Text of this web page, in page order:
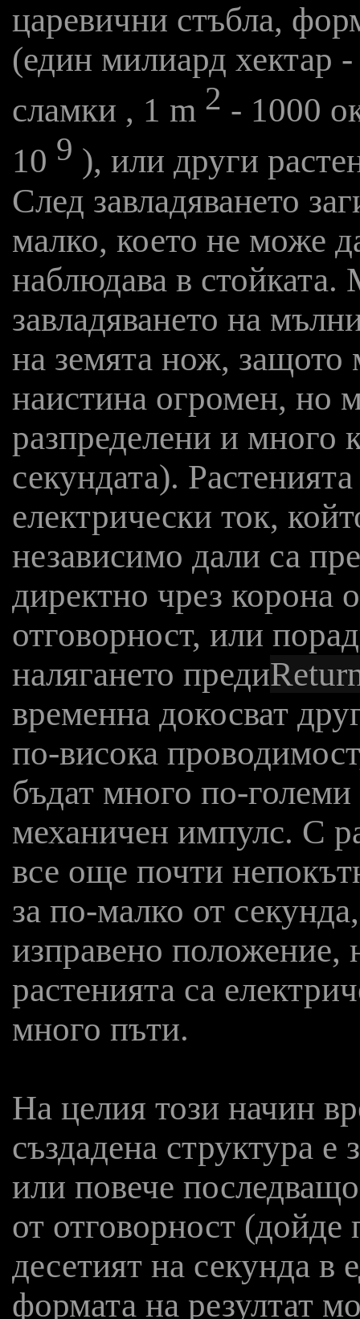
царевични стъбла,
(един милиард хектар
сламки , 1 m 2 - 1000
10 9 ), или други
След завладяването
малко, което не може
наблюдава в стойката.
завладяването на
на земята нож, защото
наистина огромен, но
разпределени и много
секундата).
електрически ток,
независимо дали са
директно чрез корона
отговорност, или
налягането преди
временна докосват
по-висока
бъдат много по-
механичен импулс. С
все още почти
за по-малко от
изправено положение,
растенията са
много пъти.
На целия този начин
създадена структура е
или повече
от отговорност (дойде
десетият на секунда в
формата на резултат